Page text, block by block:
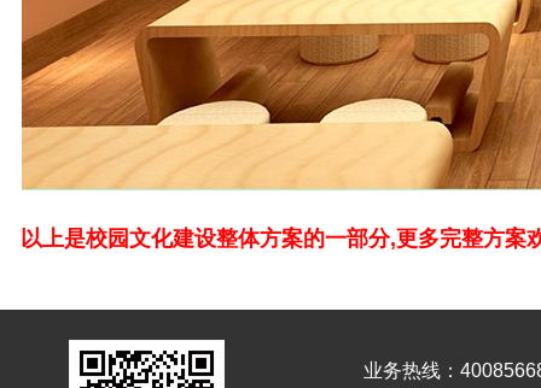
以上是校园文化建设整体方案的一部分,更多完整方案
业务热线：